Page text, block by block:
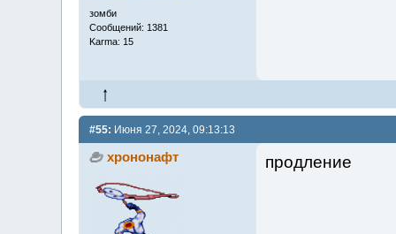
зомби
Сообщений: 1381
Karma: 15
#55: Июня 27, 2024, 09:13:13
хрононафт продление